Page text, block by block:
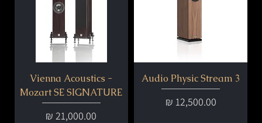
Audio Physic Stream 3
מחיר
Vienna Acoustics -
Mozart SE SIGNATURE
מחיר